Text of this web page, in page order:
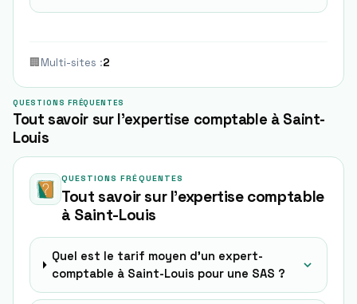
🏢 Multi-sites :2
QUESTIONS FRÉQUENTES
Tout savoir sur l'expertise comptable à Saint-
Louis
QUESTIONS FRÉQUENTES
Tout savoir sur l'expertise comptable
à Saint-Louis
Quel est le tarif moyen d'un expert-
comptable à Saint-Louis pour une SAS ?